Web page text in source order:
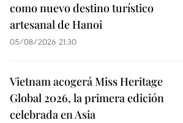
como nuevo destino turístico
artesanal de Hanoi
05/08/2026 21:30
Vietnam acogerá Miss Heritage
Global 2026, la primera edición
celebrada en Asia